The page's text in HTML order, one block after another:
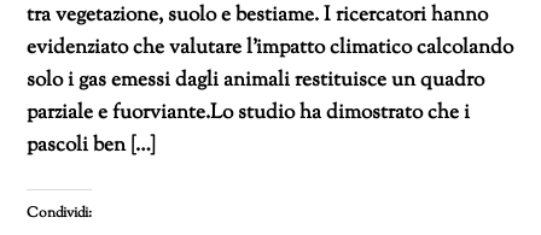
tra vegetazione, suolo e bestiame. I ricercatori hanno
evidenziato che valutare l’impatto climatico calcolando
solo i gas emessi dagli animali restituisce un quadro
parziale e fuorviante.Lo studio ha dimostrato che i
pascoli ben […]
Condividi: